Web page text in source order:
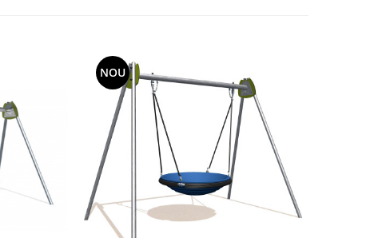
NOU